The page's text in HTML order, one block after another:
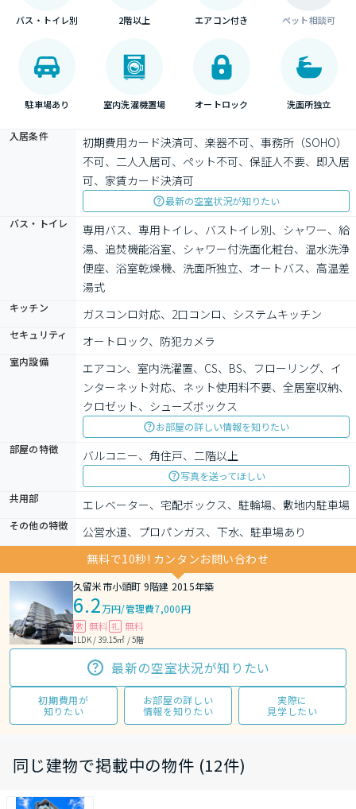
バス・トイレ別 2階以上 エアコン付き ペット相談可
駐車場あり 室内洗濯機置場 オートロック 洗面所独立
入居条件
初期費用カード決済可、楽器不可、事務所（SOHO）
不可、二人入居可、ペット不可、保証人不要、即入居
可、家賃カード決済可
最新の空室状況が知りたい
バス・トイレ
専用バス、専用トイレ、バストイレ別、シャワー、給
湯、追焚機能浴室、シャワー付洗面化粧台、温水洗浄
便座、浴室乾燥機、洗面所独立、オートバス、高温差
湯式
キッチン ガスコンロ対応、2口コンロ、システムキッチン
セキュリティ オートロック、防犯カメラ
室内設備
エアコン、室内洗濯置、CS、BS、フローリング、イ
ンターネット対応、ネット使用料不要、全居室収納、
クロゼット、シューズボックス
お部屋の詳しい情報を知りたい
部屋の特徴
バルコニー、角住戸、二階以上
写真を送ってほしい
共用部
エレベーター、宅配ボックス、駐輪場、敷地内駐車場
その他の特徴
公営水道、プロパンガス、下水、駐車場あり
無料で10秒! カンタンお問い合わせ
久留米市小頭町 9階建 2015年築
6.2万円/管理費7,000円
敷 無料 礼 無料
1LDK / 39.15㎡ / 5階
最新の空室状況が知りたい
初期費用が
知りたい
お部屋の詳しい
情報を知りたい
実際に
見学したい
同じ建物で掲載中の物件 (12件)